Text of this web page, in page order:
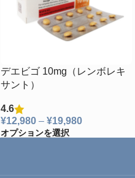
デエビゴ 10mg（レンボレキ
サント）
4.6
¥12,980 – ¥19,980
オプションを選択